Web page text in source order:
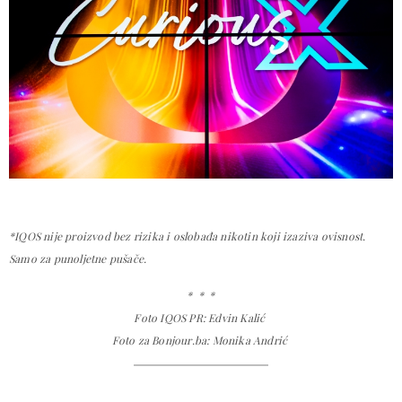
*IQOS nije proizvod bez rizika i oslobađa nikotin koji izaziva ovisnost.
Samo za punoljetne pušače.
* * *
Foto IQOS PR: Edvin Kalić
Foto za Bonjour.ba: Monika Andrić